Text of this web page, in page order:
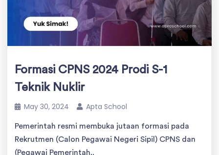
Formasi CPNS 2024 Prodi S-1
Teknik Nuklir
May 30, 2024 Apta School
Pemerintah resmi membuka jutaan formasi pada
Rekrutmen (Calon Pegawai Negeri Sipil) CPNS dan
(Pegawai Pemerintah..